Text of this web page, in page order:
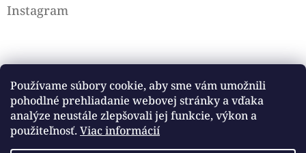
Používame súbory cookie, aby sme vám umožnili
pohodlné prehliadanie webovej stránky a vďaka
analýze neustále zlepšovali jej funkcie, výkon a
použiteľnosť. Viac informácií
Instagram
Sledovať na Instagrame
Facebook